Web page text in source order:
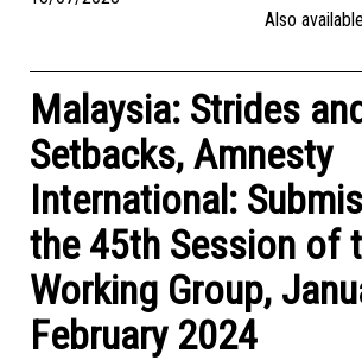
Also
Malaysia: Strides and
Setbacks, Amnesty
International:
the 45th Session of
Working Group,
February 2024